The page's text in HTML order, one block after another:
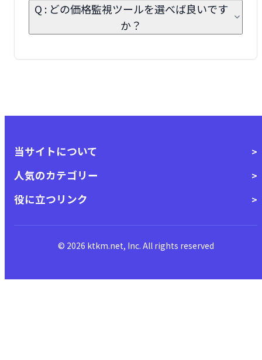
Q : どの価格監視ツールを選べば良いです
か？
当サイトについて
人気のカテゴリー
役に立つリンク
© 2026 ktkm.net, Inc. All rights reserved